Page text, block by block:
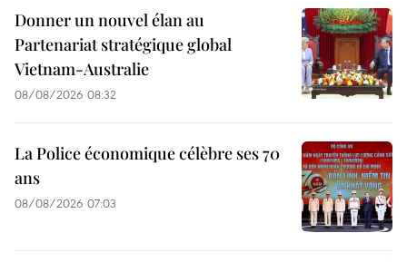
Donner un nouvel élan au
Partenariat stratégique global
Vietnam-Australie
08/08/2026 08:32
La Police économique célèbre ses 70
ans
08/08/2026 07:03